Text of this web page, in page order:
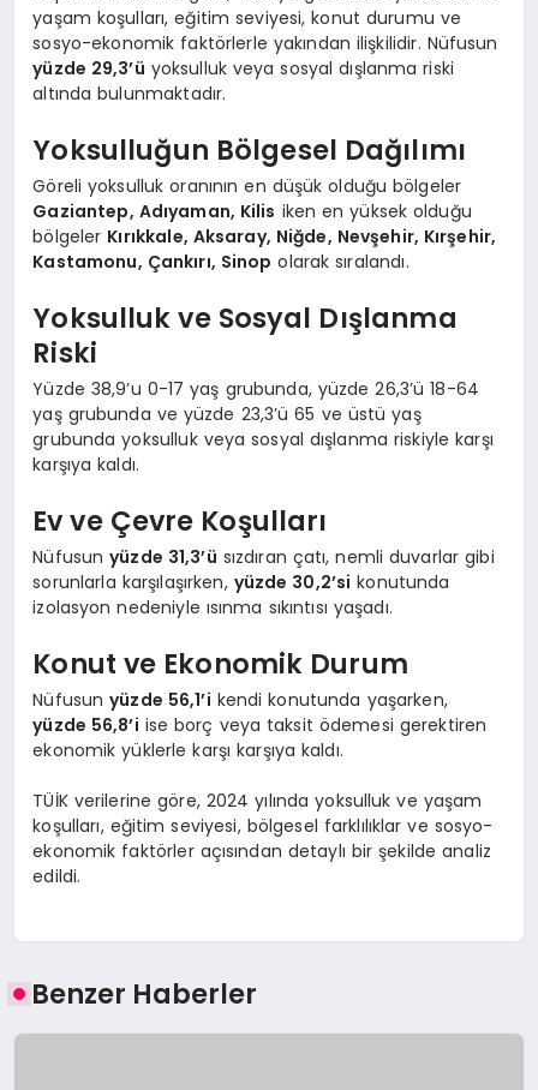
yaşam koşulları, eğitim seviyesi, konut durumu ve
sosyo-ekonomik faktörlerle yakından ilişkilidir. Nüfusun
yüzde 29,3’ü yoksulluk veya sosyal dışlanma riski
altında bulunmaktadır.
Yoksulluğun Bölgesel Dağılımı
Göreli yoksulluk oranının en düşük olduğu bölgeler
Gaziantep, Adıyaman, Kilis iken en yüksek olduğu
bölgeler Kırıkkale, Aksaray, Niğde, Nevşehir, Kırşehir,
Kastamonu, Çankırı, Sinop olarak sıralandı.
Yoksulluk ve Sosyal Dışlanma
Riski
Yüzde 38,9’u 0-17 yaş grubunda, yüzde 26,3’ü 18-64
yaş grubunda ve yüzde 23,3’ü 65 ve üstü yaş
grubunda yoksulluk veya sosyal dışlanma riskiyle karşı
karşıya kaldı.
Ev ve Çevre Koşulları
Nüfusunyüzde 31,3’ü sızdıran çatı, nemli duvarlar gibi
sorunlarla karşılaşırken, yüzde 30,2’si konutunda
izolasyon nedeniyle ısınma sıkıntısı yaşadı.
Konut ve Ekonomik Durum
Nüfusunyüzde 56,1’i kendi konutunda yaşarken,
yüzde 56,8’i ise borç veya taksit ödemesi gerektiren
ekonomik yüklerle karşı karşıya kaldı.
TÜİK verilerine göre, 2024 yılında yoksulluk ve yaşam
koşulları, eğitim seviyesi, bölgesel farklılıklar ve sosyo-
ekonomik faktörler açısından detaylı bir şekilde analiz
edildi.
Benzer Haberler